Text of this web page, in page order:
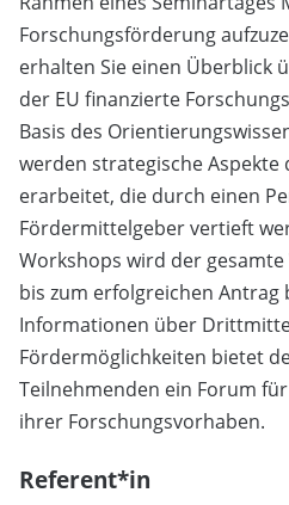
Forschungsförderung
erhalten Sie einen Überblick
der EU finanzierte
Basis des
werden strategische
erarbeitet, die durch einen
Fördermittelgeber vertieft
Workshops wird der
bis zum erfolgreichen Antrag
Informationen über
Fördermöglichkeiten bietet
Teilnehmenden ein Forum
ihrer Forschungsvorhaben.
Referent*in